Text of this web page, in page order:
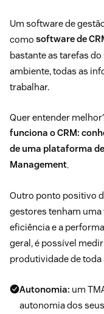
Um software de
como software de
bastante as tarefas
ambiente, todas as
trabalhar.
Quer entender
funciona o CRM:
de uma plataforma
Management.
Outro ponto positivo
gestores tenham
eficiência e a
geral, é possível
produtividade de toda
Autonomia: um
autonomia dos